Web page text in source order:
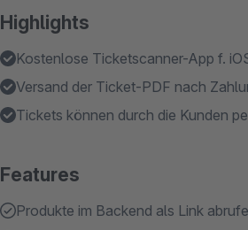
Highlights
Kostenlose Ticketscanner-App f.
Versand der Ticket-PDF nach
Tickets können durch die Kunden
Features
Produkte im Backend als Link